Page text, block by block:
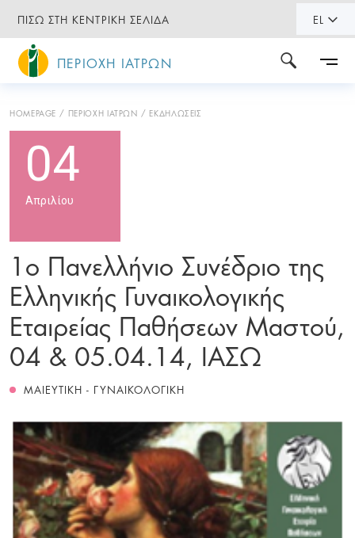
ΠΙΣΩ ΣΤΗ ΚΕΝΤΡΙΚΗ ΣΕΛΙΔΑ EL
ΠΕΡΙΟΧΗ ΙΑΤΡΩΝ
HOMEPAGE ΠΕΡΙΟΧΗ ΙΑΤΡΩΝ ΕΚΔΗΛΩΣΕΙΣ
04
Απριλίου
1ο Πανελλήνιο Συνέδριο της
Ελληνικής Γυναικολογικής
Εταιρείας Παθήσεων Μαστού,
04 & 05.04.14, ΙΑΣΩ
ΜΑΙΕΥΤΙΚΗ - ΓΥΝΑΙΚΟΛΟΓΙΚΗ